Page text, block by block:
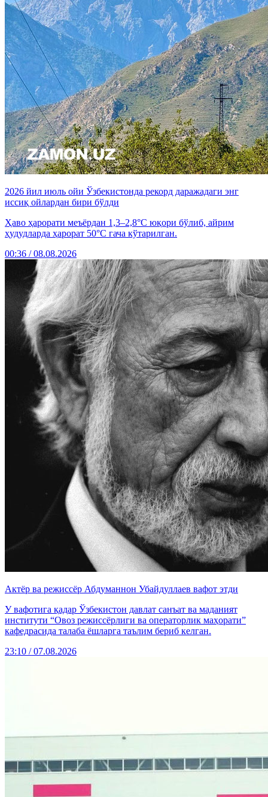
2026 йил июль ойи Ўзбекистонда рекорд даражадаги энг
иссиқ ойлардан бири бўлди
Ҳаво ҳарорати меъёрдан 1,3–2,8°C юқори бўлиб, айрим
ҳудудларда ҳарорат 50°C гача кўтарилган.
00:36 / 08.08.2026
Актёр ва режиссёр Абдуманнон Убайдуллаев вафот этди
У вафотига қадар Ўзбекистон давлат санъат ва маданият
институти “Овоз режиссёрлиги ва операторлик маҳорати”
кафедрасида талаба ёшларга таълим бериб келган.
23:10 / 07.08.2026